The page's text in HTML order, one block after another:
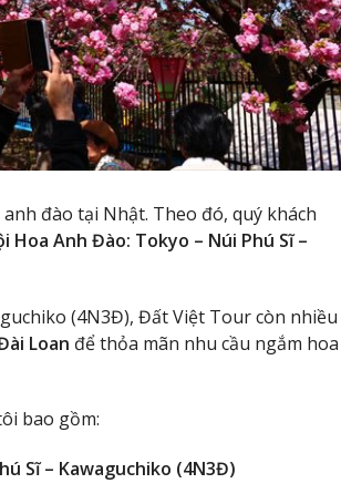
đào tại Nhật. Theo đó, quý khách
Hoa Anh Đào: Tokyo – Núi Phú Sĩ –
(4N3Đ), Đất Việt Tour còn nhiều
Loan để thỏa mãn nhu cầu ngắm hoa
bao gồm:
Sĩ – Kawaguchiko (4N3Đ)